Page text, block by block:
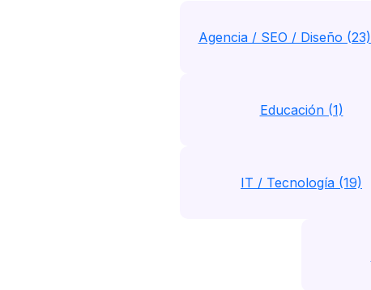
Agencia / SEO / Diseño (23)
Educación (1)
IT / Tecnología (19)